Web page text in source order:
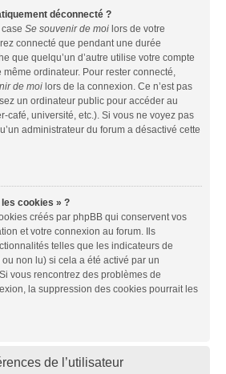
déconnecté ?
Se souvenir de moi lors de votre
connecté que pendant une durée
que quelqu’un d’autre utilise votre compte
ordinateur. Pour rester connecté,
de moi lors de la connexion. Ce n’est pas
un ordinateur public pour accéder au
café, université, etc.). Si vous ne voyez pas
administrateur du forum a désactivé cette
cookies » ?
créés par phpBB qui conservent vos
et votre connexion au forum. Ils
telles que les indicateurs de
non lu) si cela a été activé par un
vous rencontrez des problèmes de
la suppression des cookies pourrait les
de l’utilisateur